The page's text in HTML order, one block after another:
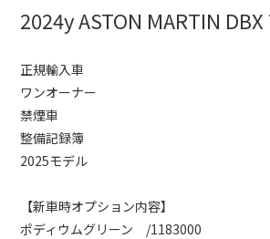
2024y ASTON MARTIN
正規輸入車
ワンオーナー
禁煙車
整備記録簿
2025モデル
【新車時オプション内容】
ポディウムグリーン /1183000